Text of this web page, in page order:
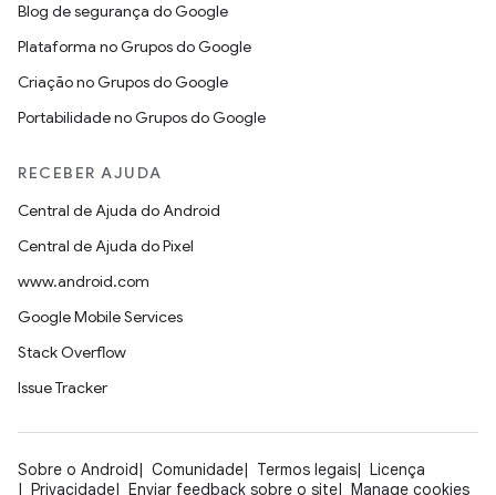
Blog de segurança do Google
Plataforma no Grupos do Google
Criação no Grupos do Google
Portabilidade no Grupos do Google
RECEBER AJUDA
Central de Ajuda do Android
Central de Ajuda do Pixel
www.android.com
Google Mobile Services
Stack Overflow
Issue Tracker
Sobre o Android Comunidade Termos legais
Licença
Privacidade
Enviar feedback sobre o site Manage cookies